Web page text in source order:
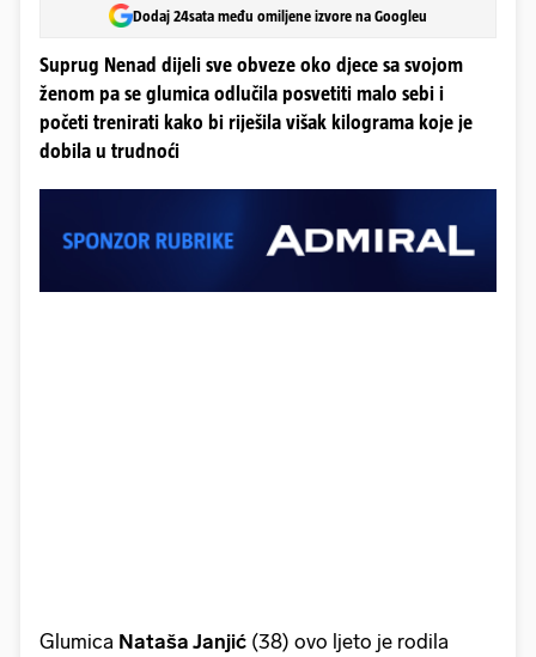
Dodaj 24sata među omiljene izvore na Googleu
Suprug Nenad dijeli sve obveze oko djece sa svojom
ženom pa se glumica odlučila posvetiti malo sebi i
početi trenirati kako bi riješila višak kilograma koje je
dobila u trudnoći
Glumica Nataša Janjić (38) ovo ljeto je rodila